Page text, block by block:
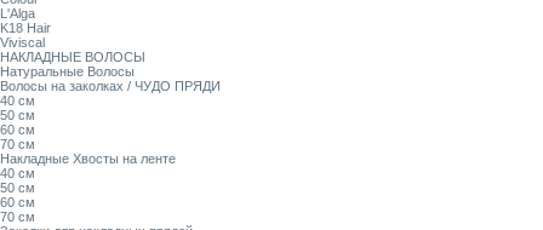
L'Alga
K18 Hair
Viviscal
НАКЛАДНЫЕ ВОЛОСЫ
Натуральные Волосы
Волосы на заколках / ЧУДО ПРЯДИ
40 см
50 см
60 см
70 см
Накладные Хвосты на ленте
40 см
50 см
60 см
70 см